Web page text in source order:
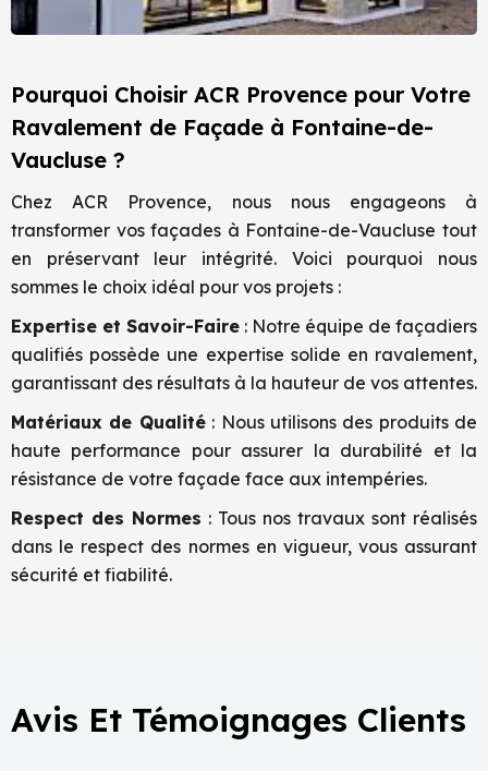
Pourquoi Choisir ACR Provence pour Votre
Ravalement de Façade à Fontaine-de-
Vaucluse ?
Chez ACR Provence, nous nous engageons à
transformer vos façades à Fontaine-de-Vaucluse tout
en préservant leur intégrité. Voici pourquoi nous
sommes le choix idéal pour vos projets :
Expertise et Savoir-Faire : Notre équipe de façadiers
qualifiés possède une expertise solide en ravalement,
garantissant des résultats à la hauteur de vos attentes.
Matériaux de Qualité: Nous utilisons des produits de
haute performance pour assurer la durabilité et la
résistance de votre façade face aux intempéries.
Respect des Normes : Tous nos travaux sont réalisés
dans le respect des normes en vigueur, vous assurant
sécurité et fiabilité.
Avis Et Témoignages Clients